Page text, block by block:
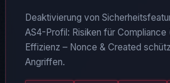
Deaktivierung von
AS4-Profil: Risiken für Compliance
Effizienz – Nonce & Created
Angriffen.